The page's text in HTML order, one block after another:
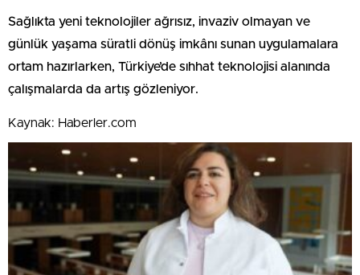
Sağlıkta yeni teknolojiler ağrısız, invaziv olmayan ve
günlük yaşama süratli dönüş imkânı sunan uygulamalara
ortam hazırlarken, Türkiye’de sıhhat teknolojisi alanında
çalışmalarda da artış gözleniyor.
Kaynak: Haberler.com